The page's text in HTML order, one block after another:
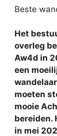
Beste
Het
overleg
Aw4d in
een
moeten
mooie
bereiden.
in mei